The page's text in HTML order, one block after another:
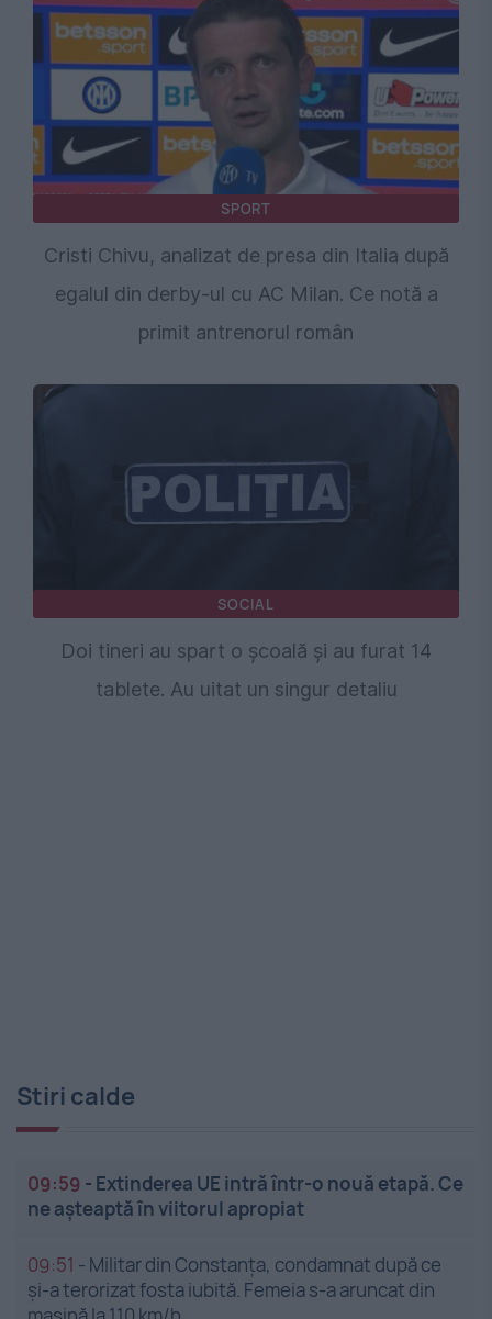
SPORT
Cristi Chivu, analizat de presa din Italia după
egalul din derby-ul cu AC Milan. Ce notă a
primit antrenorul român
SOCIAL
Doi tineri au spart o școală și au furat 14
tablete. Au uitat un singur detaliu
Stiri calde
09:59 - Extinderea UE intră într-o nouă etapă. Ce
ne așteaptă în viitorul apropiat
09:51 - Militar din Constanța, condamnat după ce
și-a terorizat fosta iubită. Femeia s-a aruncat din